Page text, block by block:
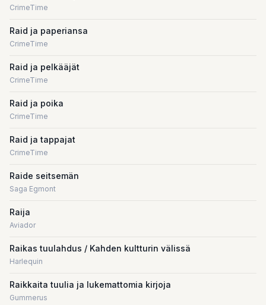
CrimeTime
Raid ja paperiansa
CrimeTime
Raid ja pelkääjät
CrimeTime
Raid ja poika
CrimeTime
Raid ja tappajat
CrimeTime
Raide seitsemän
Saga Egmont
Raija
Aviador
Raikas tuulahdus / Kahden kultturin välissä
Harlequin
Raikkaita tuulia ja lukemattomia kirjoja
Gummerus